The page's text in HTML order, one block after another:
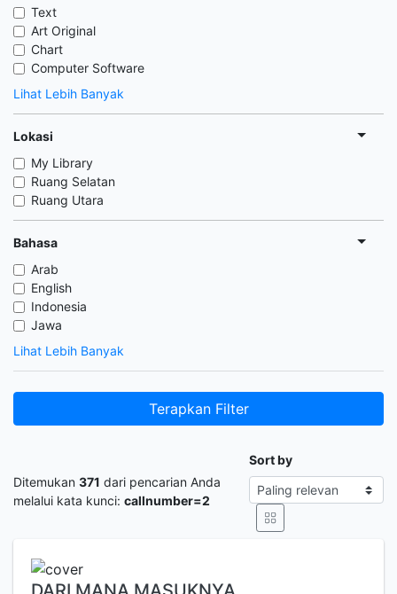
Text
Art Original
Chart
Computer Software
Lihat Lebih Banyak
Lokasi
My Library
Ruang Selatan
Ruang Utara
Bahasa
Arab
English
Indonesia
Jawa
Lihat Lebih Banyak
Terapkan Filter
Ditemukan 371 dari pencarian Anda
melalui kata kunci: callnumber=2
Sort by